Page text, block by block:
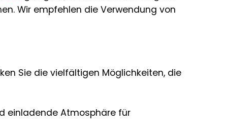
Wir empfehlen die Verwendung von
Sie die vielfältigen Möglichkeiten, die
einladende Atmosphäre für